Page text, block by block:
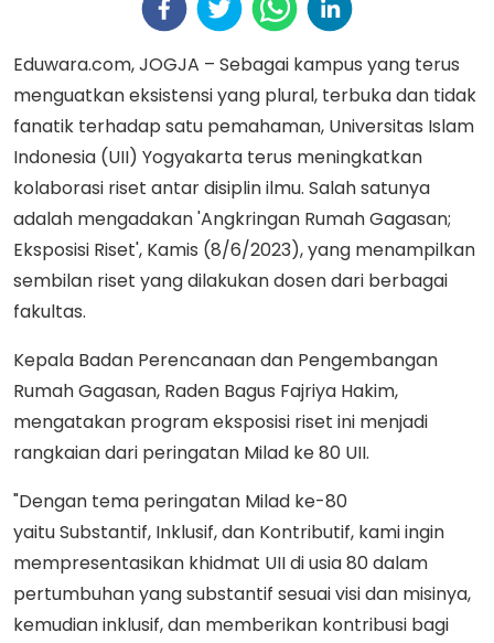
Eduwara.com, JOGJA – Sebagai kampus yang terus
menguatkan eksistensi yang plural, terbuka dan tidak
fanatik terhadap satu pemahaman, Universitas Islam
Indonesia (UII) Yogyakarta terus meningkatkan
kolaborasi riset antar disiplin ilmu. Salah satunya
adalah mengadakan 'Angkringan Rumah Gagasan;
Eksposisi Riset', Kamis (8/6/2023), yang menampilkan
sembilan riset yang dilakukan dosen dari berbagai
fakultas.
Kepala Badan Perencanaan dan Pengembangan
Rumah Gagasan, Raden Bagus Fajriya Hakim,
mengatakan program eksposisi riset ini menjadi
rangkaian dari peringatan Milad ke 80 UII.
"Dengan tema peringatan Milad ke-80
yaitu Substantif, Inklusif, dan Kontributif, kami ingin
mempresentasikan khidmat UII di usia 80 dalam
pertumbuhan yang substantif sesuai visi dan misinya,
kemudian inklusif, dan memberikan kontribusi bagi